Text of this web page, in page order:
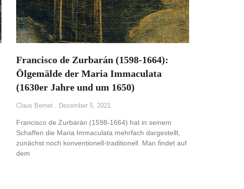
Francisco de Zurbarán (1598-1664):
Ölgemälde der Maria Immaculata
(1630er Jahre und um 1650)
Claus Bernet Dezember 5, 2021
Francisco de Zurbarán (1598-1664) hat in seinem
Schaffen die Maria Immaculata mehrfach dargestellt,
zunächst noch konventionell-traditionell. Man findet auf
dem